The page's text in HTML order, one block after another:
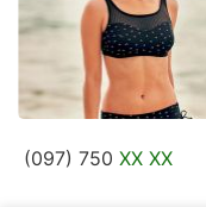
Частные
клиники
Ветеринарные
(097) 750 XX XX